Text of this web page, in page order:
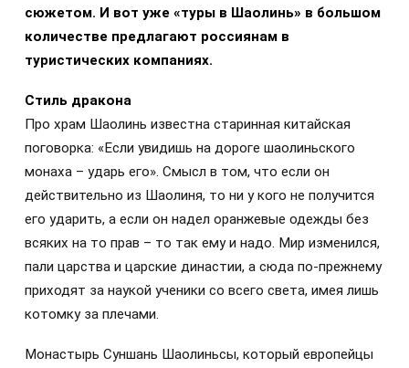
сюжетом. И вот уже «туры в Шаолинь» в большом
количестве предлагают россиянам в
туристических компаниях.
Стиль дракона
Про храм Шаолинь известна старинная китайская
поговорка: «Если увидишь на дороге шаолиньского
монаха – ударь его». Смысл в том, что если он
действительно из Шаолиня, то ни у кого не получится
его ударить, а если он надел оранжевые одежды без
всяких на то прав – то так ему и надо. Мир изменился,
пали царства и царские династии, а сюда по-прежнему
приходят за наукой ученики со всего света, имея лишь
котомку за плечами.
Монастырь Суншань Шаолиньсы, который европейцы